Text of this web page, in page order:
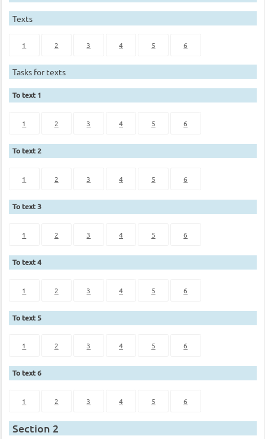
Texts
1 2 3 4 5 6
Tasks for texts
To text 1
1 2 3 4 5 6
To text 2
1 2 3 4 5 6
To text 3
1 2 3 4 5 6
To text 4
1 2 3 4 5 6
To text 5
1 2 3 4 5 6
To text 6
1 2 3 4 5 6
Section 2